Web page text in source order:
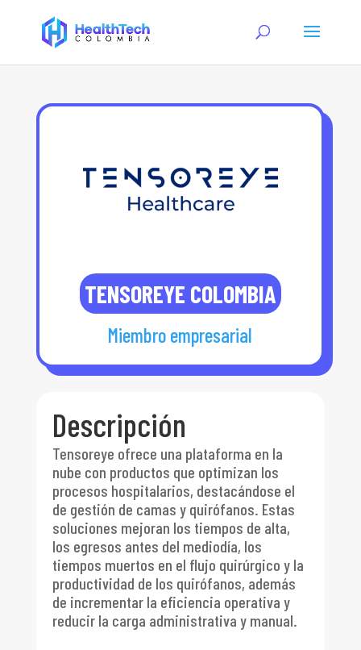
TENSOREYE COLOMBIA
Miembro empresarial
Descripción
Tensoreye ofrece una plataforma en la
nube con productos que optimizan los
procesos hospitalarios, destacándose el
de gestión de camas y quirófanos. Estas
soluciones mejoran los tiempos de alta,
los egresos antes del mediodía, los
tiempos muertos en el flujo quirúrgico y la
productividad de los quirófanos, además
de incrementar la eficiencia operativa y
reducir la carga administrativa y manual.